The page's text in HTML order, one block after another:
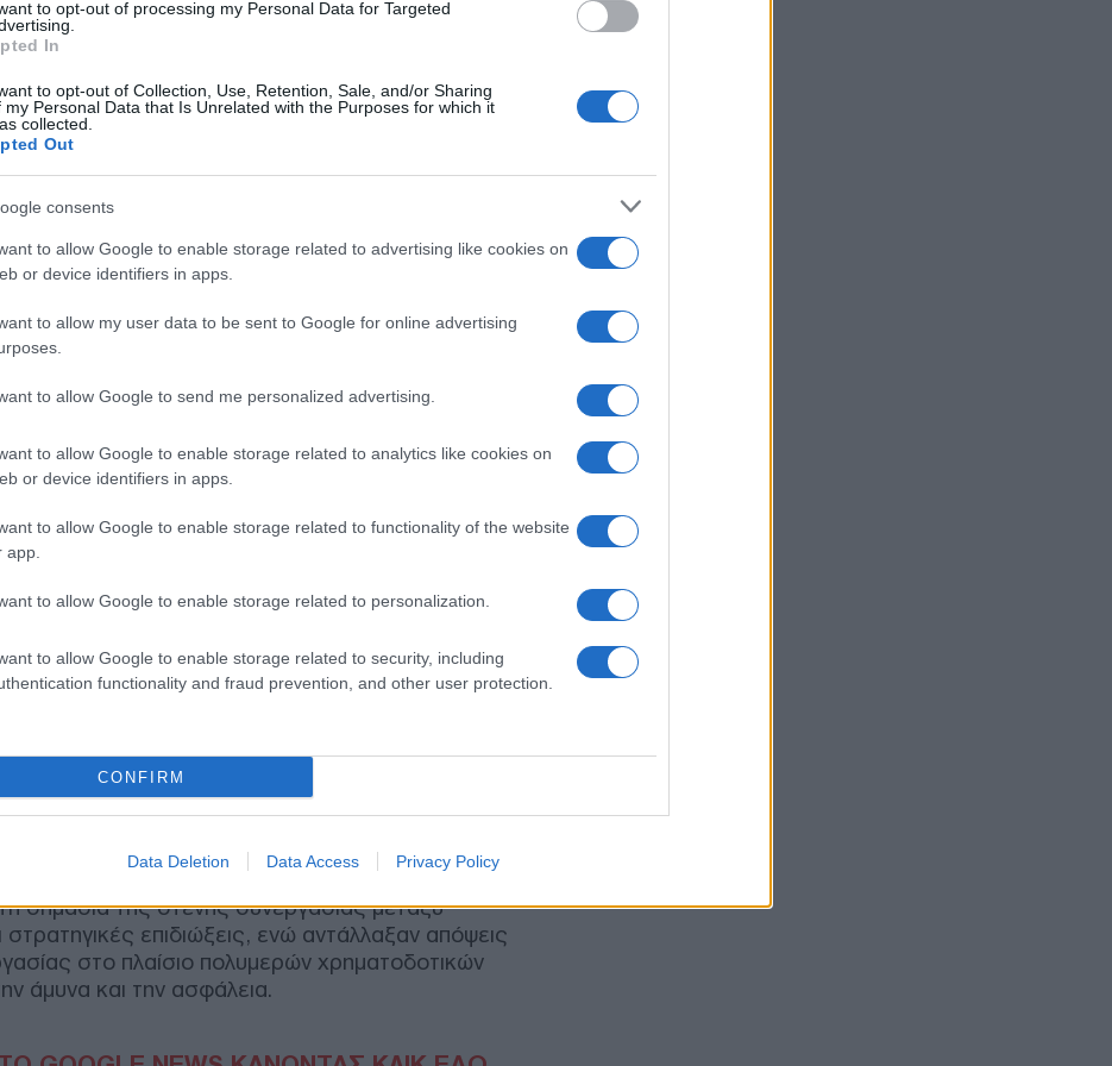
to opt-out of processing my Personal Data for Targeted
In
to opt-out of Collection, Use, Retention, Sale, and/or Sharing
my Personal Data that Is Unrelated with the Purposes for which it
collected.
Out
consents
to allow Google to enable storage related to advertising like cookies on
or device identifiers in apps.
to allow my user data to be sent to Google for online advertising
to allow Google to send me personalized advertising.
to allow Google to enable storage related to analytics like cookies on
or device identifiers in apps.
to allow Google to enable storage related to functionality of the website
app.
to allow Google to enable storage related to personalization.
to allow Google to enable storage related to security, including
functionality and fraud prevention, and other user protection.
CONFIRM
Data Deletion Data Access Privacy Policy
σημασία της στενής συνεργασίας μεταξύ
επιδιώξεις, ενώ αντάλλαξαν απόψεις
στο πλαίσιο πολυμερών χρηματοδοτικών
άμυνα και την ασφάλεια.
σκότωσε τους παππούδες του και
ΔΙΕΘΝΗ
07/08/26 - 18:12
μπλοκάρει την κατασκευή αίθουσας
χορού 400 εκατ. δολαρίων στον Λευκό
ΔΙΕΘΝΗ
Ιράν: Μυστήριο γύρω από τον
Μοτζτάμπα Χαμενεΐ — «Είναι
αντικαθεστωτικό μέσο
ΔΙΕΘΝΗ
07/08/26 - 17:44
ελέγχους μετά την κρίση στη Θέουτα
ΕΛΛΑΔΑ
07/08/26 - 17:32
Πέθανε η δημοσιογράφος Χριστίνα
Πιτουρά σε ηλικία 64 ετών
ΔΙΕΘΝΗ
φιλοδοξίες» το αμυντικό σύμφωνο με